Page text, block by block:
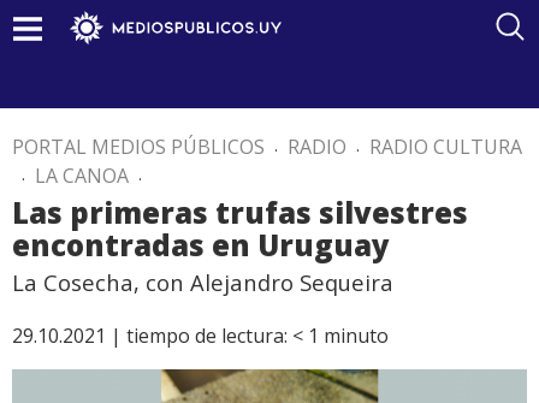
PORTAL MEDIOS PÚBLICOS . RADIO . RADIO CULTURA
. LA CANOA .
Las primeras trufas silvestres
encontradas en Uruguay
La Cosecha, con Alejandro Sequeira
29.10.2021 | tiempo de lectura: < 1 minuto